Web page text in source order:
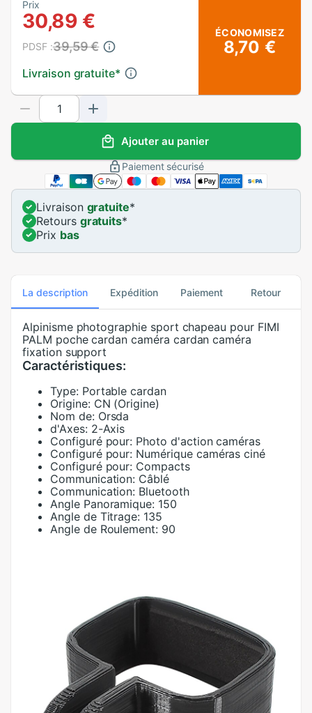
Prix
30,89 €
Livraison gratuite*
PDSF :39,59 €
ÉCONOMISEZ
8,70 €
Ajouter au panier
Paiement sécurisé
Livraison gratuite*
Retours gratuits*
Prix bas
La description Expédition Paiement Retour
Alpinisme photographie sport chapeau pour FIMI
PALM poche cardan caméra cardan caméra
fixation support
Caractéristiques:
Type: Portable cardan
Origine: CN (Origine)
Nom de: Orsda
d'Axes: 2-Axis
Configuré pour: Photo d'action caméras
Configuré pour: Numérique caméras ciné
Configuré pour: Compacts
Communication: Câblé
Communication: Bluetooth
Angle Panoramique: 150
Angle de Titrage: 135
Angle de Roulement: 90